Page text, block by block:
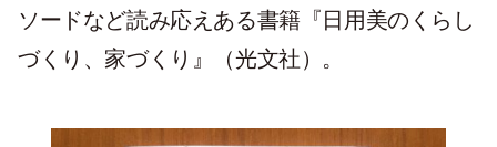
ソードなど読み応えある書籍『日用美のくらし
づくり、家づくり』（光文社）。